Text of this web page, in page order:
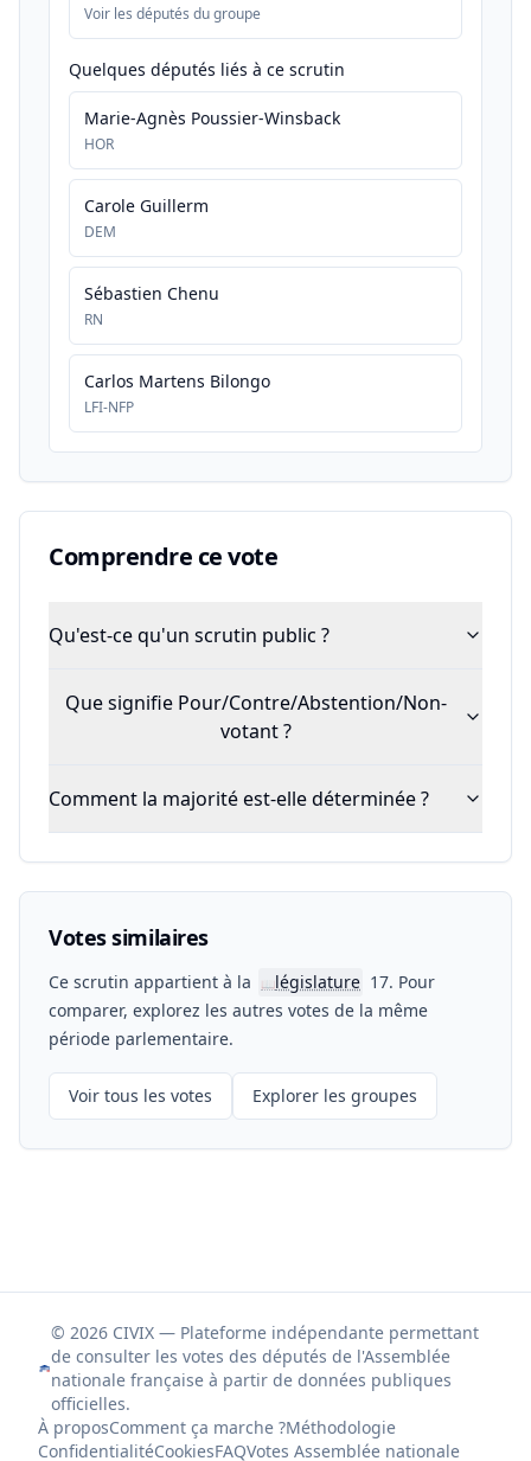
Voir les députés du groupe
Quelques députés liés à ce scrutin
Marie-Agnès Poussier-Winsback
HOR
Carole Guillerm
DEM
Sébastien Chenu
RN
Carlos Martens Bilongo
LFI-NFP
Comprendre ce vote
Qu'est-ce qu'un scrutin public ?
Que signifie Pour/Contre/Abstention/Non-
votant ?
Comment la majorité est-elle déterminée ?
Votes similaires
Ce scrutin appartient à la 📖législature 17. Pour
comparer, explorez les autres votes de la même
période parlementaire.
Voir tous les votes Explorer les groupes
© 2026 CIVIX — Plateforme indépendante permettant
de consulter les votes des députés de l'Assemblée
nationale française à partir de données publiques
officielles.
À proposComment ça marche ?Méthodologie
ConfidentialitéCookiesFAQVotes Assemblée nationale